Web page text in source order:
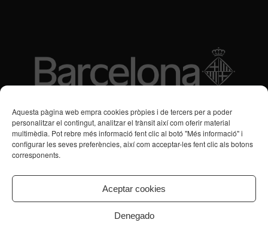
Aquesta pàgina web empra cookies pròpies i de tercers per a poder
personalitzar el contingut, analitzar el trànsit així com oferir material
multimèdia. Pot rebre més informació fent clic al botó "Més informació" i
configurar les seves preferències, així com acceptar-les fent clic als botons
corresponents.
Aceptar cookies
Denegado
Subvencions des de 2016
Programa de Vacances/Suport Respir Familiar
Transtorns de Salut Mental